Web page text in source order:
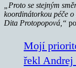
„Proto se stejným
koordinátorkou péče
Dita Protopopová,“
Mojí
řekl Andrej